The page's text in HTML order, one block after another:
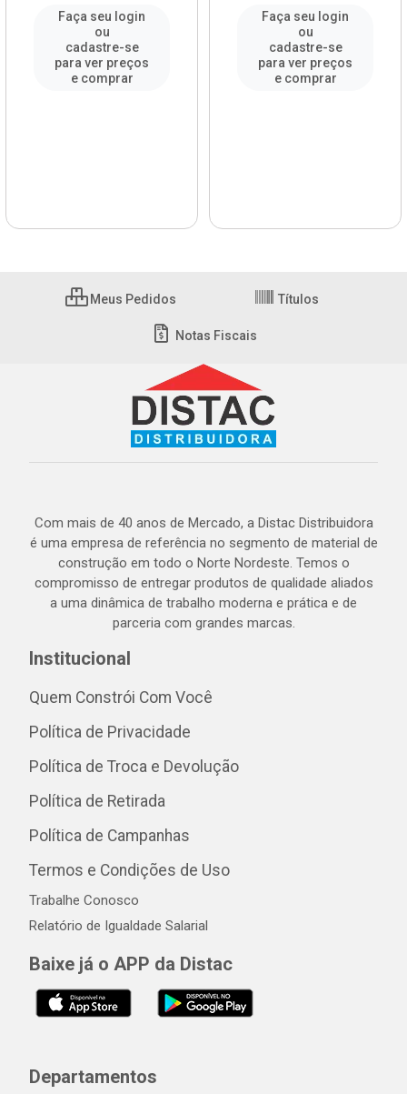
Faça seu login
ou
cadastre-se
para ver preços
e comprar
Faça seu login
ou
cadastre-se
para ver preços
e comprar
Meus Pedidos Títulos
Notas Fiscais
Com mais de 40 anos de Mercado, a Distac Distribuidora
é uma empresa de referência no segmento de material de
construção em todo o Norte Nordeste. Temos o
compromisso de entregar produtos de qualidade aliados
a uma dinâmica de trabalho moderna e prática e de
parceria com grandes marcas.
Institucional
Quem Constrói Com Você
Política de Privacidade
Política de Troca e Devolução
Política de Retirada
Política de Campanhas
Termos e Condições de Uso
Trabalhe Conosco
Relatório de Igualdade Salarial
Baixe já o APP da Distac
Departamentos